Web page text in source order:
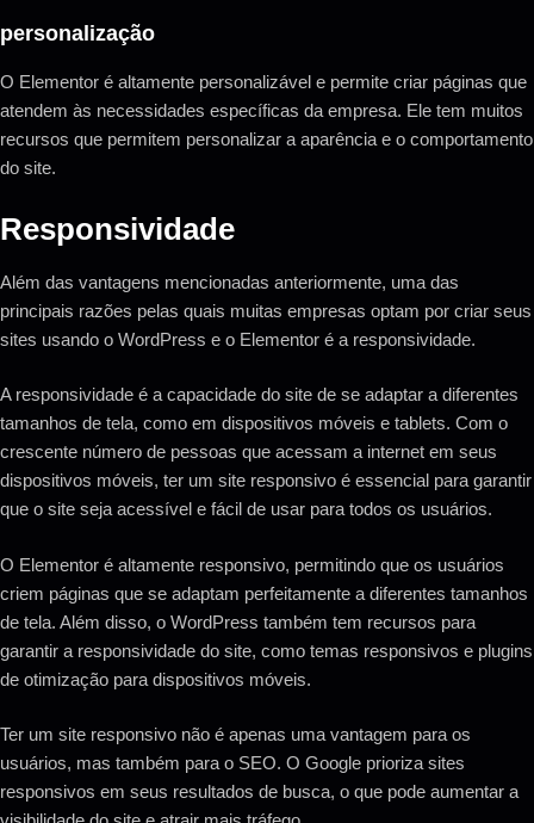
personalização
O Elementor é altamente personalizável e permite criar páginas que
atendem às necessidades específicas da empresa. Ele tem muitos
recursos que permitem personalizar a aparência e o comportamento
do site.
Responsividade
Além das vantagens mencionadas anteriormente, uma das
principais razões pelas quais muitas empresas optam por criar seus
sites usando o WordPress e o Elementor é a responsividade.
A responsividade é a capacidade do site de se adaptar a diferentes
tamanhos de tela, como em dispositivos móveis e tablets. Com o
crescente número de pessoas que acessam a internet em seus
dispositivos móveis, ter um site responsivo é essencial para garantir
que o site seja acessível e fácil de usar para todos os usuários.
O Elementor é altamente responsivo, permitindo que os usuários
criem páginas que se adaptam perfeitamente a diferentes tamanhos
de tela. Além disso, o WordPress também tem recursos para
garantir a responsividade do site, como temas responsivos e plugins
de otimização para dispositivos móveis.
Ter um site responsivo não é apenas uma vantagem para os
usuários, mas também para o SEO. O Google prioriza sites
responsivos em seus resultados de busca, o que pode aumentar a